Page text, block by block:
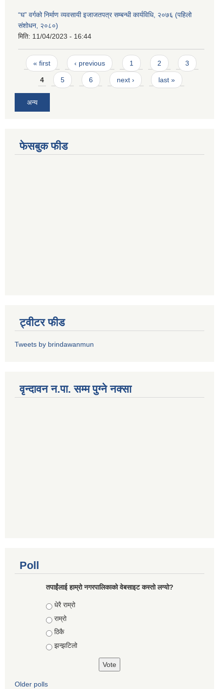
“घ” वर्गको निर्माण व्यवसायी इजाजतपत्र सम्बन्धी कार्यविधि, २०७६ (पहिलो
संशोधन, २०८०)
मिति: 11/04/2023 - 16:44
Pages
« first ‹ previous 1 2 3
4 5 6 next › last »
अन्य
फेसबुक फीड
ट्वीटर फीड
Tweets by brindawanmun
वृन्दावन न.पा. सम्म पुग्ने नक्सा
Poll
तपाईंलाई हाम्रो नगरपालिकाको वेबसाइट कस्तो लग्यो?
Choices
धेरै राम्रो
राम्रो
ठिकै
झन्झटिलो
Older polls